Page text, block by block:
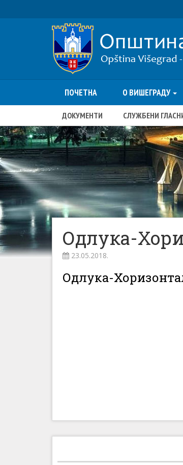
ПОЧЕТНА О ВИШЕГРАДУ
ДОКУМЕНТИ СЛУЖБЕНИ
Одлука-
23.05.2018.
Одлука-